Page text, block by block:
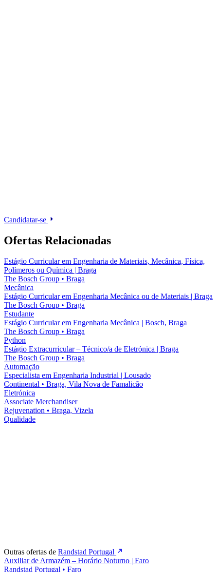
Candidatar-se
Ofertas Relacionadas
Estágio Curricular em Engenharia de Materiais, Mecânica, Física,
Polímeros ou Química | Braga
The Bosch Group • Braga
Mecânica
Estágio Curricular em Engenharia Mecânica ou de Materiais | Braga
The Bosch Group • Braga
Estudante
Estágio Curricular em Engenharia Mecânica | Bosch, Braga
The Bosch Group • Braga
Python
Estágio Extracurricular – Técnico/a de Eletrónica | Braga
The Bosch Group • Braga
Automação
Especialista em Engenharia Industrial | Lousado
Continental • Braga, Vila Nova de Famalicão
Eletrónica
Associate Merchandiser
Rejuvenation • Braga, Vizela
Qualidade
Outras ofertas de Randstad Portugal
Auxiliar de Armazém – Horário Noturno | Faro
Randstad Portugal • Faro